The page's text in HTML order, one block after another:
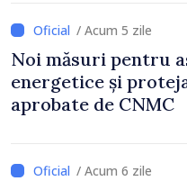
/ Acum 5 zile
Noi măsuri pentru
energetice și
aprobate de CNMC
/ Acum 6 zile